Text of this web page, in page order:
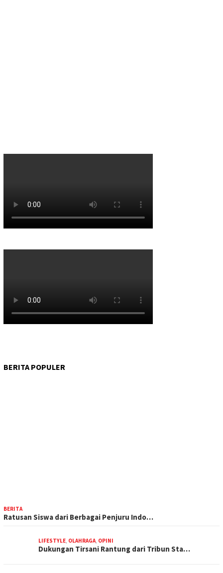
BERITA POPULER
BERITA
Ratusan Siswa dari Berbagai Penjuru Indo…
LIFESTYLE OLAHRAGA OPINI
Dukungan Tirsani Rantung dari Tribun Sta…